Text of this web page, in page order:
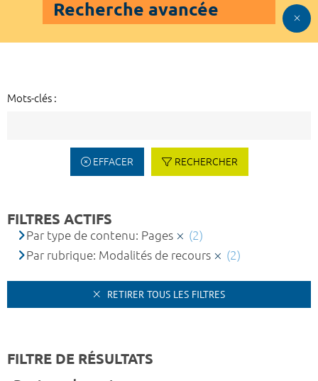
Recherche avancée
Mots-clés :
EFFACER RECHERCHER
FILTRES ACTIFS
Par type de contenu: Pages
(2)
Par rubrique: Modalités de recours
(2)
RETIRER TOUS LES FILTRES
FILTRE DE RÉSULTATS